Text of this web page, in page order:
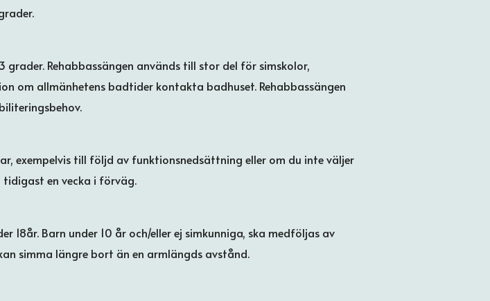
Rehabbassängen används till stor del för simskolor,
om allmänhetens badtider kontakta badhuset. Rehabbassängen
exempelvis till följd av funktionsnedsättning eller om du inte väljer
tidigast en vecka i förväg.
Barn under 10 år och/eller ej simkunniga, ska medföljas av
simma längre bort än en armlängds avstånd.